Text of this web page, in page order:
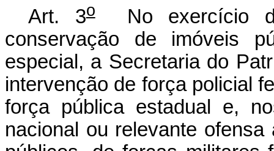
Art. 3oNo exercício
conservação de imóveis
especial, a Secretaria do
intervenção de força policial
força pública estadual e,
nacional ou relevante